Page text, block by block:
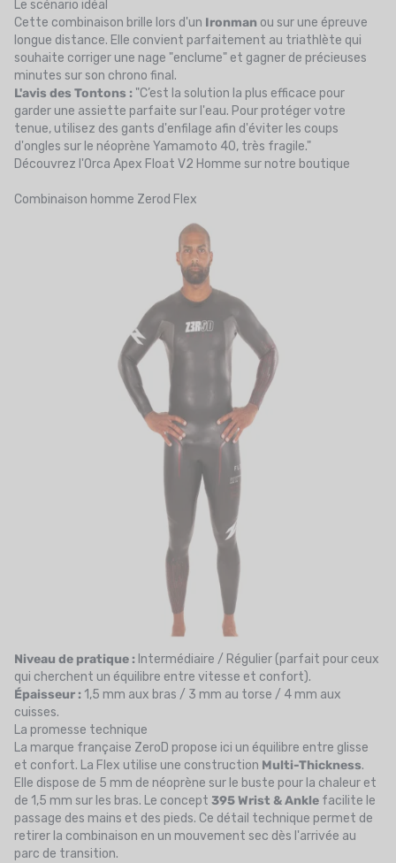
Le scénario idéal
Cette combinaison brille lors d'un Ironman ou sur une épreuve
longue distance. Elle convient parfaitement au triathlète qui
souhaite corriger une nage "enclume" et gagner de précieuses
minutes sur son chrono final.
L'avis des Tontons : "C’est la solution la plus efficace pour
garder une assiette parfaite sur l'eau. Pour protéger votre
tenue, utilisez des gants d'enfilage afin d'éviter les coups
d'ongles sur le néoprène Yamamoto 40, très fragile."
Découvrez l'Orca Apex Float V2 Homme sur notre boutique
Combinaison homme Zerod Flex
Niveau de pratique : Intermédiaire / Régulier (parfait pour ceux
qui cherchent un équilibre entre vitesse et confort).
Épaisseur : 1,5 mm aux bras / 3 mm au torse / 4 mm aux
cuisses.
La promesse technique
La marque française ZeroD propose ici un équilibre entre glisse
et confort. La Flex utilise une construction Multi-Thickness.
Elle dispose de 5 mm de néoprène sur le buste pour la chaleur et
de 1,5 mm sur les bras. Le concept 395 Wrist & Ankle facilite le
passage des mains et des pieds. Ce détail technique permet de
retirer la combinaison en un mouvement sec dès l'arrivée au
parc de transition.